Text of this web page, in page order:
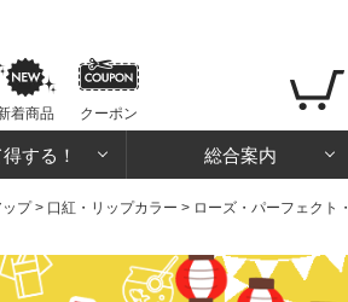
着商品 クーポン
する！ 総合案内
ップ> 口紅・リップカラー > ローズ・パーフェクト・